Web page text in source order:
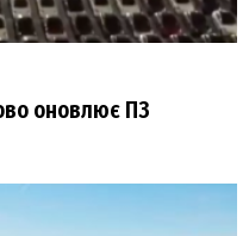
оновлює ПЗ